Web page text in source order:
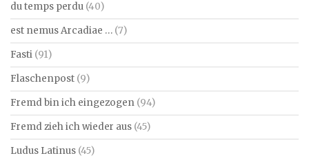
du temps perdu (40)
est nemus Arcadiae … (7)
Fasti (91)
Flaschenpost (9)
Fremd bin ich eingezogen (94)
Fremd zieh ich wieder aus (45)
Ludus Latinus (45)